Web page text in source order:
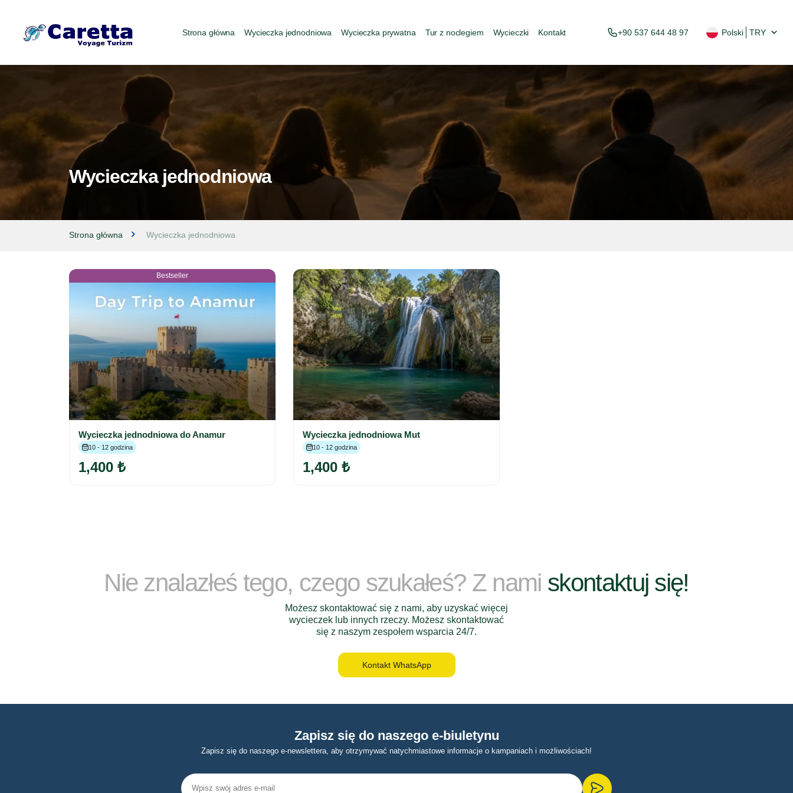
Strona główna Wycieczka jednodniowa Wycieczka prywatna Tur z noclegiem Wycieczki Kontakt +90 537 644 48 97 Polski TRY
Wycieczka jednodniowa
Strona główna Wycieczka jednodniowa
Bestseller
Wycieczka jednodniowa do Anamur
10 - 12 godzina
1,400 ₺
Wycieczka jednodniowa Mut
10 - 12 godzina
1,400 ₺
Nie znalazłeś tego, czego szukałeś? Z nami skontaktuj się!
Możesz skontaktować się z nami, aby uzyskać więcej
wycieczek lub innych rzeczy. Możesz skontaktować
się z naszym zespołem wsparcia 24/7.
Kontakt WhatsApp
Zapisz się do naszego e-biuletynu
Zapisz się do naszego e-newslettera, aby otrzymywać natychmiastowe informacje o kampaniach i możliwościach!